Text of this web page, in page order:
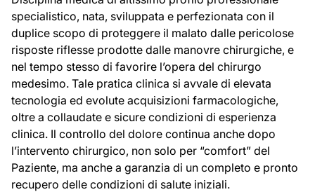
specialistico, nata, sviluppata e perfezionata con il
duplice scopo di proteggere il malato dalle pericolose
risposte riflesse prodotte dalle manovre chirurgiche, e
nel tempo stesso di favorire l’opera del chirurgo
medesimo. Tale pratica clinica si avvale di elevata
tecnologia ed evolute acquisizioni farmacologiche,
oltre a collaudate e sicure condizioni di esperienza
clinica. Il controllo del dolore continua anche dopo
l’intervento chirurgico, non solo per “comfort” del
Paziente, ma anche a garanzia di un completo e pronto
recupero delle condizioni di salute iniziali.